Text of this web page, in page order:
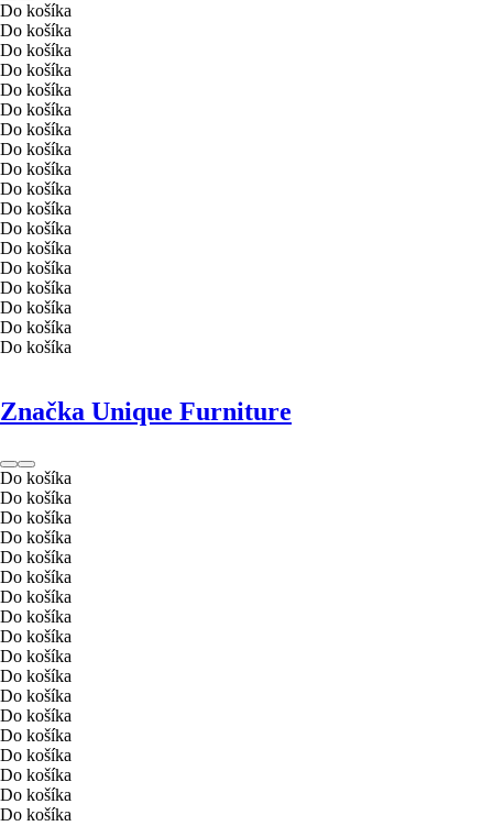
Do košíka
Do košíka
Do košíka
Do košíka
Do košíka
Do košíka
Do košíka
Do košíka
Do košíka
Do košíka
Do košíka
Do košíka
Do košíka
Do košíka
Do košíka
Do košíka
Do košíka
Do košíka
Značka Unique Furniture
Do košíka
Do košíka
Do košíka
Do košíka
Do košíka
Do košíka
Do košíka
Do košíka
Do košíka
Do košíka
Do košíka
Do košíka
Do košíka
Do košíka
Do košíka
Do košíka
Do košíka
Do košíka